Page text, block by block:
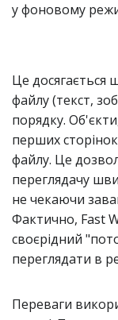
у фоновому
Це досягається
файлу (текст,
порядку.
перших
файлу. Це
переглядачу
не чекаючи
Фактично, Fast
своєрідний
переглядати в
Переваги